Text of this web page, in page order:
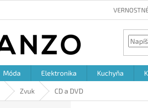
Móda Elektronika Kuchyňa
Zvuk CD a DVD